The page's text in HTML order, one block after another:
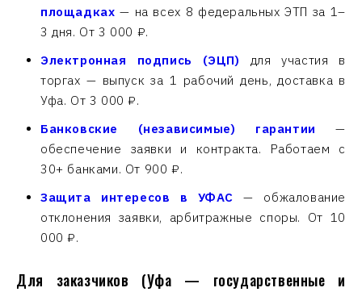
площадках — на всех 8 федеральных ЭТП за 1–
3 дня. От 3 000 ₽.
Электронная подпись (ЭЦП) для участия в
торгах — выпуск за 1 рабочий день, доставка в
Уфа. От 3 000 ₽.
Банковские (независимые) гарантии —
обеспечение заявки и контракта. Работаем с
30+ банками. От 900 ₽.
Защита интересов в УФАС
— обжалование
отклонения заявки, арбитражные споры. От 10
000 ₽.
Для заказчиков (Уфа — государственные и